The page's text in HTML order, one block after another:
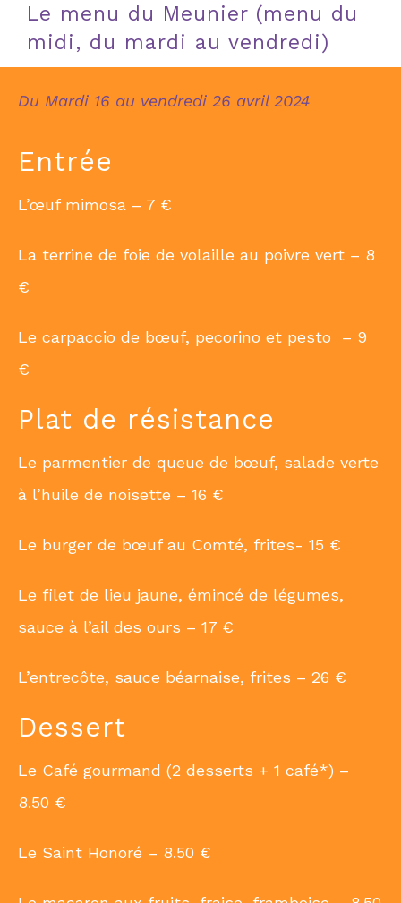
Le menu du Meunier (menu du
midi, du mardi au vendredi)
Du Mardi 16 au vendredi 26 avril 2024
Entrée
L’œuf mimosa – 7 €
La terrine de foie de volaille au poivre vert – 8
€
Le carpaccio de bœuf, pecorino et pesto – 9
€
Plat de résistance
Le parmentier de queue de bœuf, salade verte
à l’huile de noisette – 16 €
Le burger de bœuf au Comté, frites- 15 €
Le filet de lieu jaune, émincé de légumes,
sauce à l’ail des ours – 17 €
L’entrecôte, sauce béarnaise, frites – 26 €
Dessert
Le Café gourmand (2 desserts + 1 café*) –
8.50 €
Le Saint Honoré – 8.50 €